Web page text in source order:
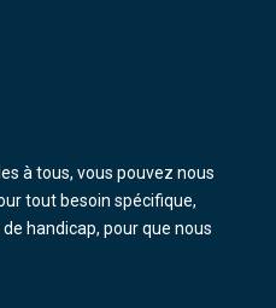
à tous, vous pouvez nous
tout besoin spécifique,
handicap, pour que nous